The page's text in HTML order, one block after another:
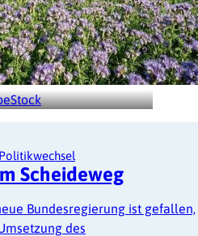
Politikwechsel
Scheideweg
Bundesregierung ist gefallen,
des